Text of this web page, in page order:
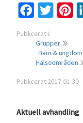
Publicerat i:
Grupper
Barn &
Hälsoområden
Publicerat 2017-01-30
Aktuell avhandling